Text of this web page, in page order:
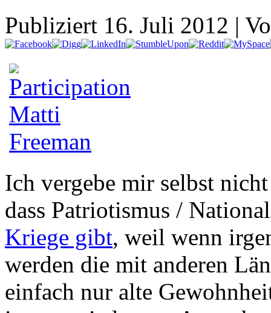
Publiziert 16. Juli 2012 |
Ich vergebe mir selbst
dass Patriotismus /
Kriege gibt, weil wenn
werden die mit anderen
einfach nur alte